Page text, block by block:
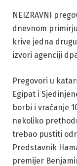
NEIZRAVNI
dnevnom
krive jedna
izvori agenciji
Pregovori u
Egipat i
borbi i vraćanje
nekoliko
trebao pustiti
Predstavnik
premijer